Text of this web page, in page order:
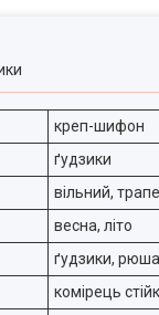
креп-шифон
ґудзики
вільний,
весна, літо
ґудзики,
комірець